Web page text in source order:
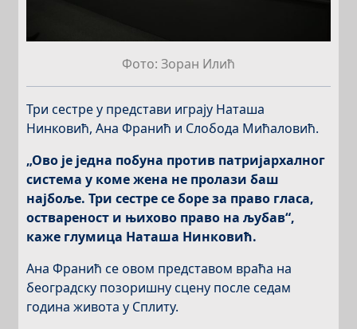
Фото: Зоран Илић
Три сестре у представи играју Наташа
Нинковић, Ана Франић и Слобода Мићаловић.
„Ово је једна побуна против патријархалног
система у коме жена не пролази баш
најбоље. Три сестре се боре за право гласа,
оствареност и њихово право на љубав“,
каже глумица Наташа Нинковић.
Ана Франић се овом представом враћа на
београдску позоришну сцену после седам
година живота у Сплиту.